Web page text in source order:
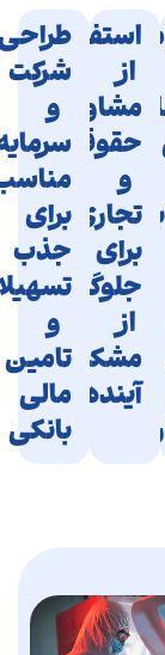
برای
جلوگیری
مشکلات
آینده
طراحی
شرکت
سرمایه
مناسب
برای
جذب
تسهیلات
تامین
مالی
بانکی